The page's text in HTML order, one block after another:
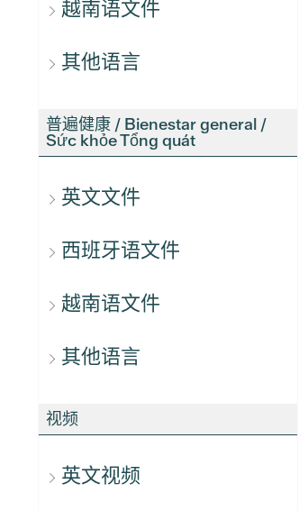
越南语文件
其他语言
普遍健康 / Bienestar general /
Sức khỏe Tổng quát
英文文件
西班牙语文件
越南语文件
其他语言
视频
英文视频